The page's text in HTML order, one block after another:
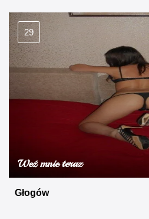
29
Weź mnie teraz
Głogów